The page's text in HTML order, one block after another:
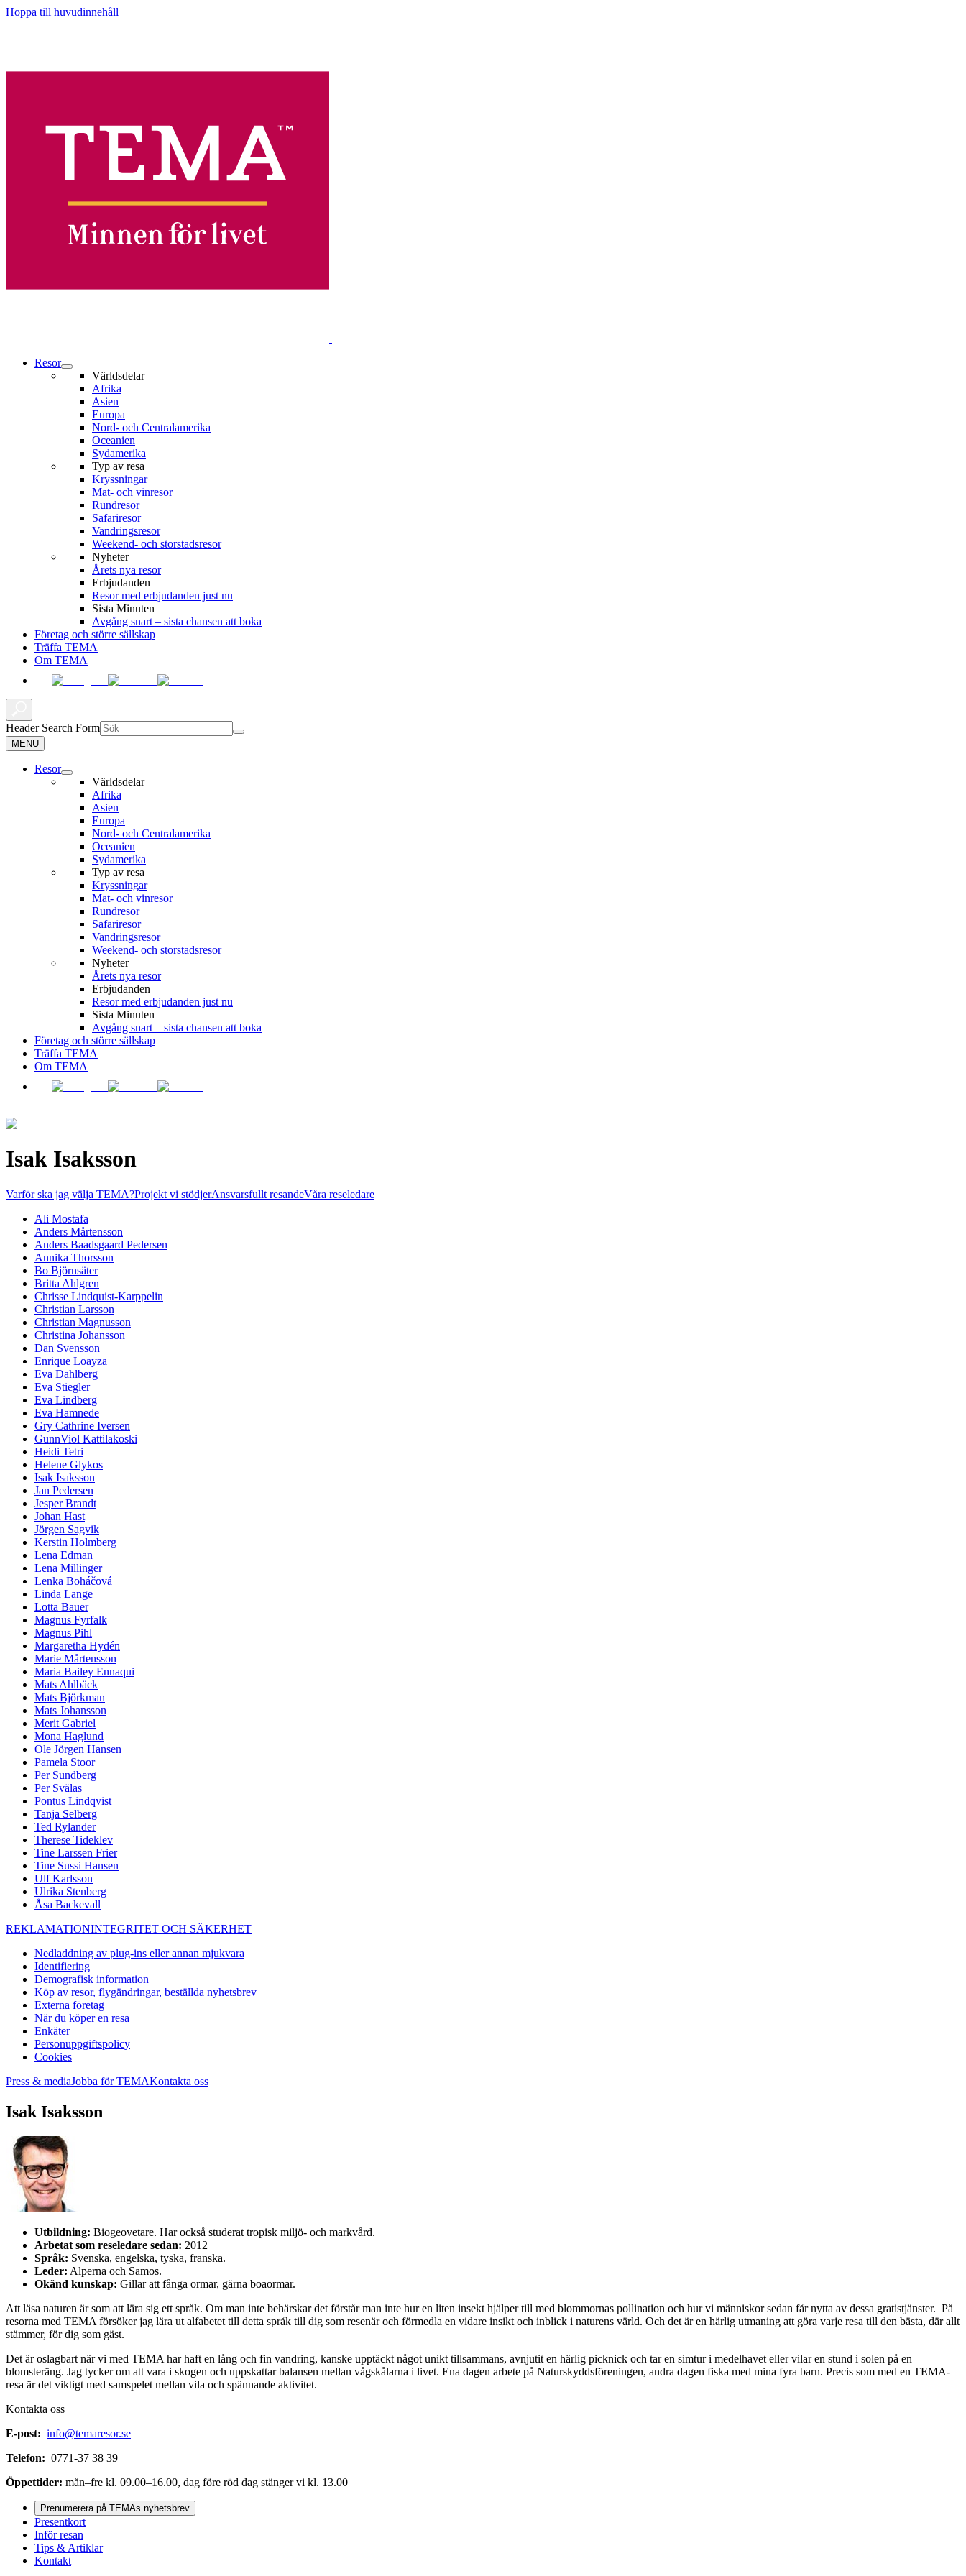
Hoppa till huvudinnehåll
Resor
Världsdelar
Afrika
Asien
Europa
Nord- och Centralamerika
Oceanien
Sydamerika
Typ av resa
Kryssningar
Mat- och vinresor
Rundresor
Safariresor
Vandringsresor
Weekend- och storstadsresor
Nyheter
Årets nya resor
Erbjudanden
Resor med erbjudanden just nu
Sista Minuten
Avgång snart – sista chansen att boka
Företag och större sällskap
Träffa TEMA
Om TEMA
Header Search Form
MENU
Resor
Världsdelar
Afrika
Asien
Europa
Nord- och Centralamerika
Oceanien
Sydamerika
Typ av resa
Kryssningar
Mat- och vinresor
Rundresor
Safariresor
Vandringsresor
Weekend- och storstadsresor
Nyheter
Årets nya resor
Erbjudanden
Resor med erbjudanden just nu
Sista Minuten
Avgång snart – sista chansen att boka
Företag och större sällskap
Träffa TEMA
Om TEMA
Isak Isaksson
Varför ska jag välja TEMA?Projekt vi stödjerAnsvarsfullt resandeVåra reseledare
Ali Mostafa
Anders Mårtensson
Anders Baadsgaard Pedersen
Annika Thorsson
Bo Björnsäter
Britta Ahlgren
Chrisse Lindquist-Karppelin
Christian Larsson
Christian Magnusson
Christina Johansson
Dan Svensson
Enrique Loayza
Eva Dahlberg
Eva Stiegler
Eva Lindberg
Eva Hamnede
Gry Cathrine Iversen
GunnViol Kattilakoski
Heidi Tetri
Helene Glykos
Isak Isaksson
Jan Pedersen
Jesper Brandt
Johan Hast
Jörgen Sagvik
Kerstin Holmberg
Lena Edman
Lena Millinger
Lenka Boháčová
Linda Lange
Lotta Bauer
Magnus Fyrfalk
Magnus Pihl
Margaretha Hydén
Marie Mårtensson
Maria Bailey Ennaqui
Mats Ahlbäck
Mats Björkman
Mats Johansson
Merit Gabriel
Mona Haglund
Ole Jörgen Hansen
Pamela Stoor
Per Sundberg
Per Svälas
Pontus Lindqvist
Tanja Selberg
Ted Rylander
Therese Tideklev
Tine Larssen Frier
Tine Sussi Hansen
Ulf Karlsson
Ulrika Stenberg
Åsa Backevall
REKLAMATIONINTEGRITET OCH SÄKERHET
Nedladdning av plug-ins eller annan mjukvara
Identifiering
Demografisk information
Köp av resor, flygändringar, beställda nyhetsbrev
Externa företag
När du köper en resa
Enkäter
Personuppgiftspolicy
Cookies
Press & mediaJobba för TEMAKontakta oss
Isak Isaksson
Utbildning: Biogeovetare. Har också studerat tropisk miljö- och markvård.
Arbetat som reseledare sedan: 2012
Språk: Svenska, engelska, tyska, franska.
Leder: Alperna och Samos.
Okänd kunskap: Gillar att fånga ormar, gärna boaormar.
Att läsa naturen är som att lära sig ett språk. Om man inte behärskar det förstår man inte hur en liten insekt hjälper till med blommornas pollination och hur vi människor sedan får nytta av dessa gratistjänster. På
resorna med TEMA försöker jag lära ut alfabetet till detta språk till dig som resenär och förmedla en vidare insikt och inblick i naturens värld. Och det är en härlig utmaning att göra varje resa till den bästa, där allt
stämmer, för dig som gäst.
Det är oslagbart när vi med TEMA har haft en lång och fin vandring, kanske upptäckt något unikt tillsammans, avnjutit en härlig picknick och tar en simtur i medelhavet eller vilar en stund i solen på en
blomsteräng. Jag tycker om att vara i skogen och uppskattar balansen mellan vågskålarna i livet. Ena dagen arbete på Naturskyddsföreningen, andra dagen fiska med mina fyra barn. Precis som med en TEMA-
resa är det viktigt med samspelet mellan vila och spännande aktivitet.
Kontakta oss
E-post: info@temaresor.se
Telefon: 0771-37 38 39
Öppettider: mån–fre kl. 09.00–16.00, dag före röd dag stänger vi kl. 13.00
Prenumerera på TEMAs nyhetsbrev
Presentkort
Inför resan
Tips & Artiklar
Kontakt